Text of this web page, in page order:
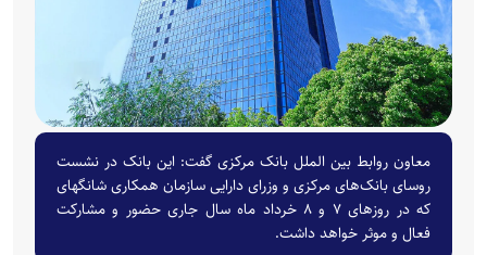
معاون روابط بین الملل بانک مرکزی گفت: این بانک در نشست
روسای بانک‌های مرکزی و وزرای دارایی سازمان همکاری شانگهای
که در روز‌های ۷ و ۸ خرداد ماه سال جاری حضور و مشارکت
فعال و موثر خواهد داشت.